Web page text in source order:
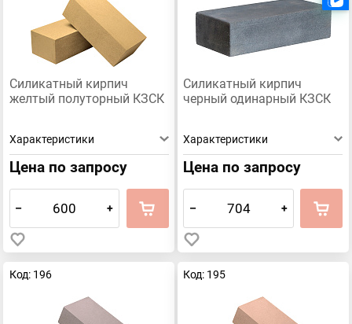
Силикатный кирпич
желтый полуторный КЗСК
Характеристики
Цена по запросу
– +
Силикатный кирпич
черный одинарный КЗСК
Характеристики
Цена по запросу
– +
Код: 196 Код: 195